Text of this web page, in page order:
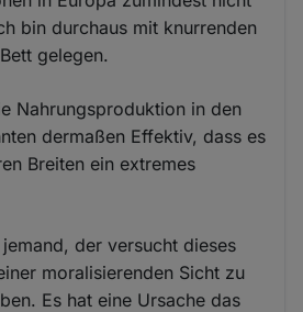
bin durchaus mit knurrenden
gelegen.
Nahrungsproduktion in den
dermaßen Effektiv, dass es
Breiten ein extremes
der versucht dieses
moralisierenden Sicht zu
Es hat eine Ursache das